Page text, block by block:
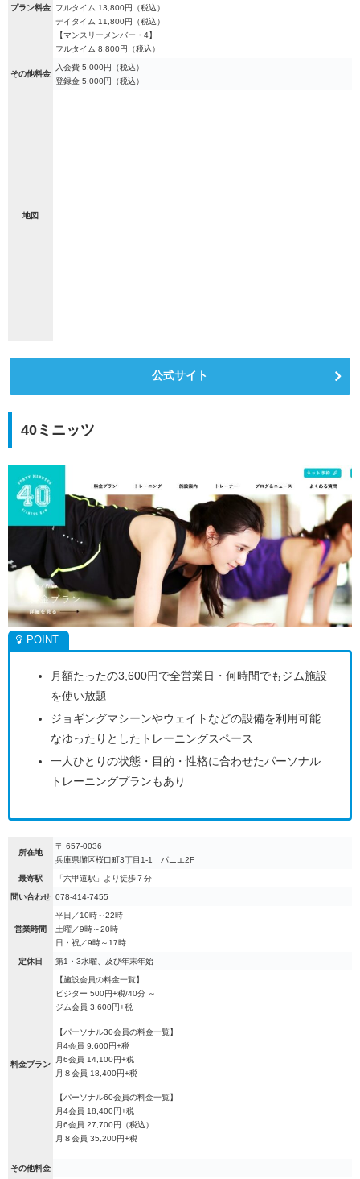
プラン料金
フルタイム 13,800円（税込）
デイタイム 11,800円（税込）
【マンスリーメンバー・4】
フルタイム 8,800円（税込）
その他料金
入会費 5,000円（税込）
登録金 5,000円（税込）
地図
公式サイト
40ミニッツ
月額たったの3,600円で全営業日・何時間でもジム施設
を使い放題
ジョギングマシーンやウェイトなどの設備を利用可能
なゆったりとしたトレーニングスペース
一人ひとりの状態・目的・性格に合わせたパーソナル
トレーニングプランもあり
所在地
〒 657-0036
兵庫県灘区桜口町3丁目1-1 パニエ2F
最寄駅 「六甲道駅」より徒歩７分
問い合わせ 078-414-7455
営業時間
平日／10時～22時
土曜／9時～20時
日・祝／9時～17時
定休日 第1・3水曜、及び年末年始
料金プラン
【施設会員の料金一覧】
ビジター 500円+税/40分 ～
ジム会員 3,600円+税
【パーソナル30会員の料金一覧】
月4会員 9,600円+税
月6会員 14,100円+税
月８会員 18,400円+税
【パーソナル60会員の料金一覧】
月4会員 18,400円+税
月6会員 27,700円（税込）
月８会員 35,200円+税
その他料金